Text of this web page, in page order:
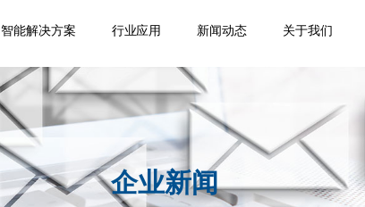
焊缝跟踪器
专机焊缝跟踪系统
机器人焊缝跟踪系
统
激光位移传感器
点式位移传感器
线式位移传感器
轮廓测量系统
焊缝扫描系统
焊缝寻位系统
焊接相机
空间定位系统
机器视觉
通用外围设备
监控盒
智能解决方案 行业应用 新闻动态
企业新闻
行业动态
关于我们
企业新闻